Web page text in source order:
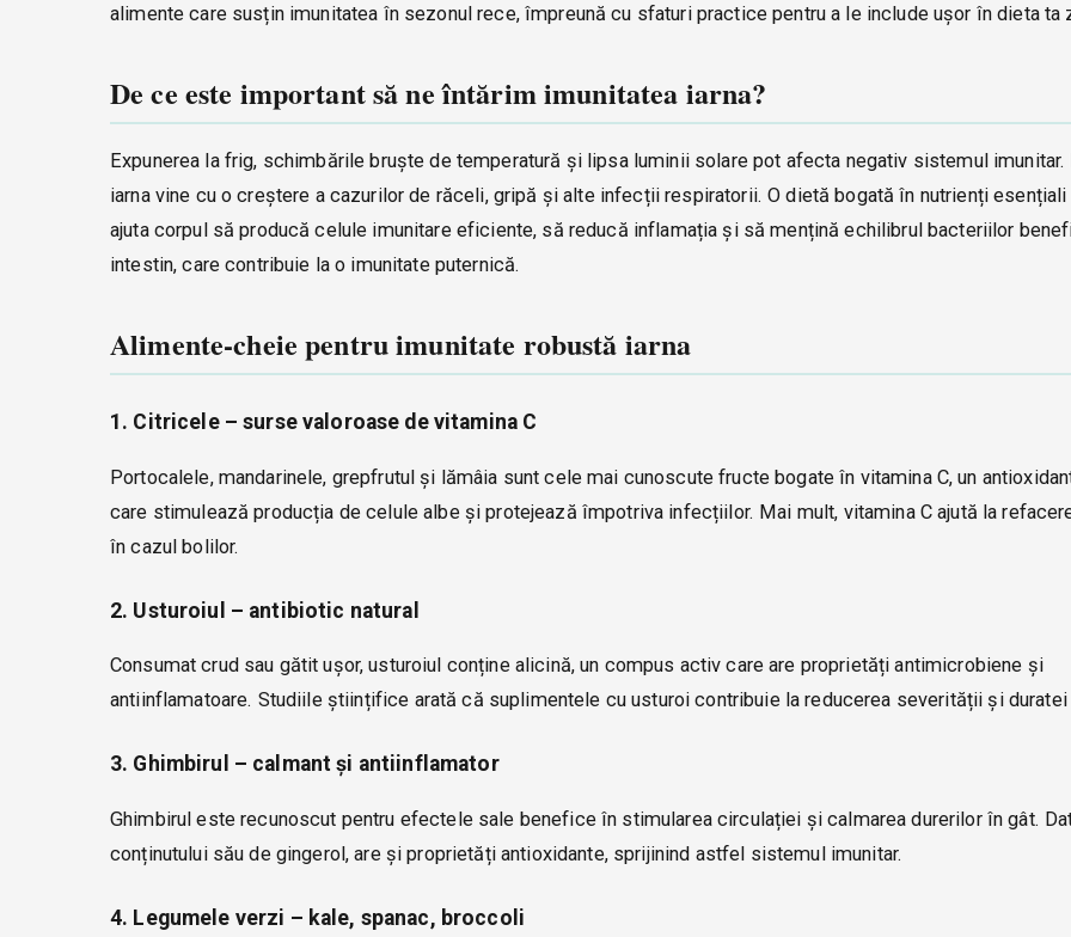
alimente care susțin imunitatea în sezonul rece, împreună cu sfaturi practice pentru a le include ușor în dieta ta
De ce este important să ne întărim imunitatea iarna?
Expunerea la frig, schimbările bruște de temperatură și lipsa luminii solare pot afecta negativ sistemul imunitar.
iarna vine cu o creștere a cazurilor de răceli, gripă și alte infecții respiratorii. O dietă bogată în nutrienți esențiali
ajuta corpul să producă celule imunitare eficiente, să reducă inflamația și să mențină echilibrul bacteriilor
intestin, care contribuie la o imunitate puternică.
Alimente-cheie pentru imunitate robustă iarna
1. Citricele – surse valoroase de vitamina C
Portocalele, mandarinele, grepfrutul și lămâia sunt cele mai cunoscute fructe bogate în vitamina C, un
care stimulează producția de celule albe și protejează împotriva infecțiilor. Mai mult, vitamina C ajută la
în cazul bolilor.
2. Usturoiul – antibiotic natural
Consumat crud sau gătit ușor, usturoiul conține alicină, un compus activ care are proprietăți antimicrobiene și
antiinflamatoare. Studiile științifice arată că suplimentele cu usturoi contribuie la reducerea severității și
3. Ghimbirul – calmant și antiinflamator
Ghimbirul este recunoscut pentru efectele sale benefice în stimularea circulației și calmarea durerilor în gât.
conținutului său de gingerol, are și proprietăți antioxidante, sprijinind astfel sistemul imunitar.
4. Legumele verzi – kale, spanac, broccoli